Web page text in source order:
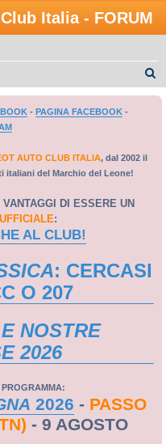
Italia - FORUM
- PAGINA FACEBOOK-
AUTO CLUB ITALIA, dal 2002 il
italiani del Marchio del Leone!
DI ESSERE UN
:
AL CLUB!
: CERCASI
O 207
NOSTRE
2026
PROGRAMMA:
2026 - PASSO
- 9 AGOSTO